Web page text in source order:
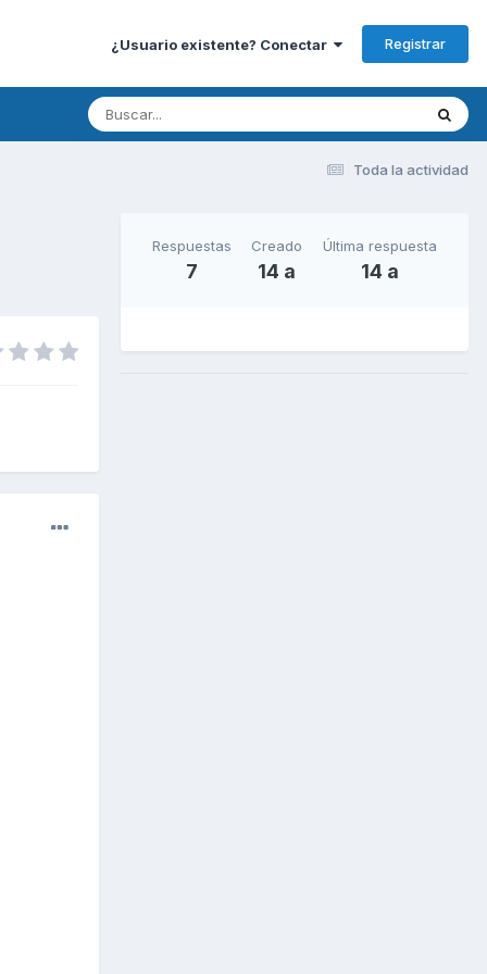
¿Usuario existente? Conectar Registrar
Toda la actividad
Respuestas
7
Creado
14 a
Última respuesta
14 a